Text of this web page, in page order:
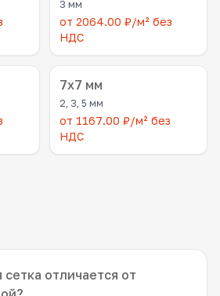
3 мм
от 2064.00 ₽/м² без
НДС
7x7 мм
2, 3, 5 мм
от 1167.00 ₽/м² без
НДС
отличается от